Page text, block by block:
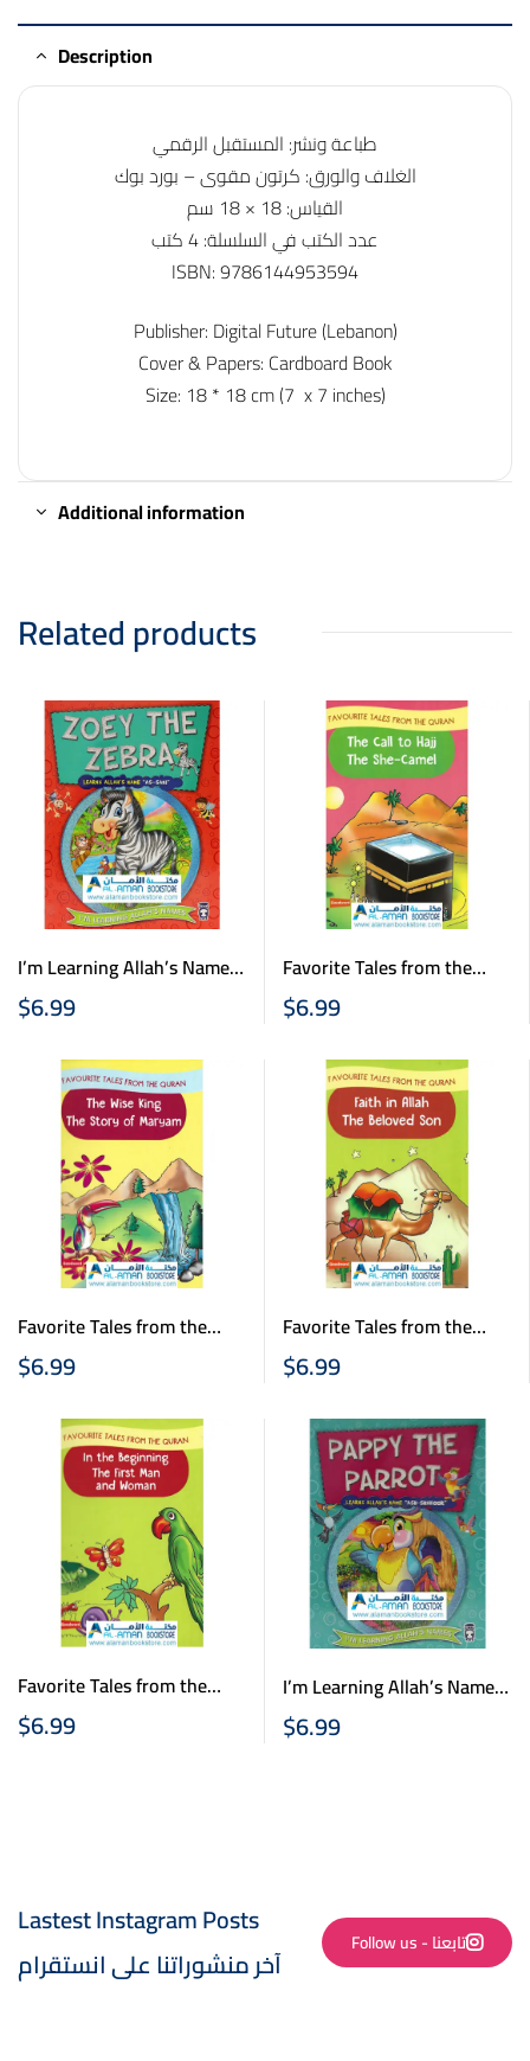
Description
طباعة ونشر: المستقبل الرقمي
الغلاف والورق: كرتون مقوى – بورد بوك
القياس: 18 × 18 سم
عدد الكتب في السلسلة: 4 كتب
ISBN: 9786144953594
Publisher: Digital Future (Lebanon)
Cover & Papers: Cardboard Book
Size: 18 * 18 cm (7 x 7 inches)
Additional information
Related products
I’m Learning Allah’s Names
(II) – Zoey The Zebra Learns
Allah’s Name As Sani
$6.99
Favorite Tales from the
Quran – The Call to Hajj –
The She-Camel
$6.99
Favorite Tales from the
Quran – The wise king –
The story of Maryam
$6.99
Favorite Tales from the
Quran – Faith in Allah –
The Beloved Son
$6.99
Favorite Tales from the
Quran – In the beginning –
The first man and woman
$6.99
I’m Learning Allah’s Names
(II) – Pappy the Parrot
Learns Allah’s Name Ash-
$6.99
Lastest Instagram Posts
آخر منشوراتنا على انستقرام
Follow us - تابعنا